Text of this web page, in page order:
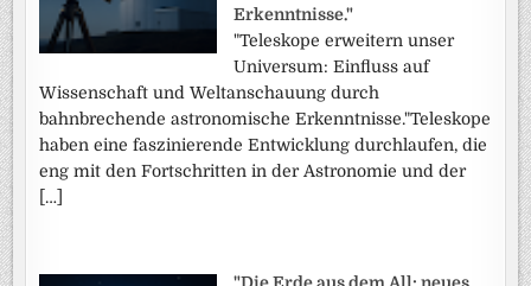
Erkenntnisse."
"Teleskope erweitern unser
Universum: Einfluss auf
Wissenschaft und Weltanschauung durch
bahnbrechende astronomische Erkenntnisse."Teleskope
haben eine faszinierende Entwicklung durchlaufen, die
eng mit den Fortschritten in der Astronomie und der
[…]